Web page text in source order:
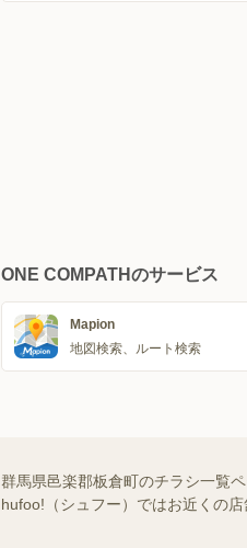
ONE COMPATHのサービス
Mapion
地図検索、ルート検索
群馬県邑楽郡板倉町のチラシ一覧
hufoo!（シュフー）ではお近くの